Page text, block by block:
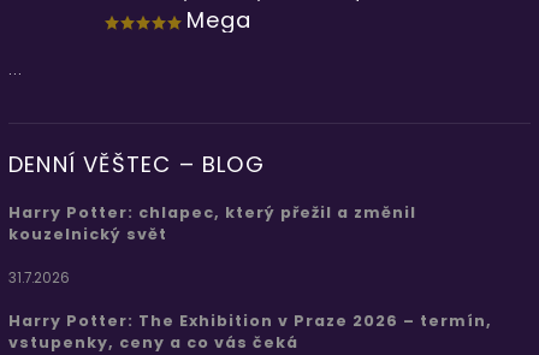
Mega
...
DENNÍ VĚŠTEC – BLOG
Harry Potter: chlapec, který přežil a změnil
kouzelnický svět
31.7.2026
Harry Potter: The Exhibition v Praze 2026 – termín,
vstupenky, ceny a co vás čeká